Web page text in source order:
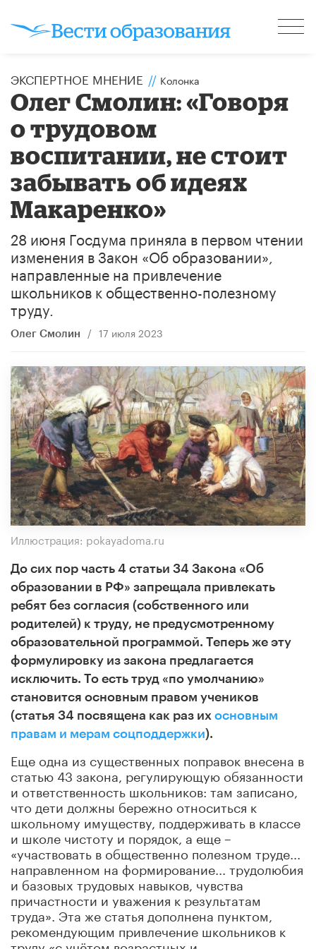
ЭКСПЕРТНОЕ МНЕНИЕ // Колонка
Олег Смолин: «Говоря
о трудовом
воспитании, не стоит
забывать об идеях
Макаренко»
28 июня Госдума приняла в первом чтении
изменения в Закон «Об образовании»,
направленные на привлечение
школьников к общественно-полезному
труду.
Олег Смолин / 17 июля 2023
Иллюстрация: pokayadoma.ru
До сих пор часть 4 статьи 34 Закона «Об
образовании в РФ» запрещала привлекать
ребят без согласия (собственного или
родителей) к труду, не предусмотренному
образовательной программой. Теперь же эту
формулировку из закона предлагается
исключить. То есть труд «по умолчанию»
становится основным правом учеников
(статья 34 посвящена как раз их основным
правам и мерам соцподдержки).
Еще одна из существенных поправок внесена в
статью 43 закона, регулирующую обязанности
и ответственность школьников: там записано,
что дети должны бережно относиться к
школьному имуществу, поддерживать в классе
и школе чистоту и порядок, а еще –
«участвовать в общественно полезном труде...
направленном на формирование... трудолюбия
и базовых трудовых навыков, чувства
причастности и уважения к результатам
труда». Эта же статья дополнена пунктом,
рекомендующим привлечение школьников к